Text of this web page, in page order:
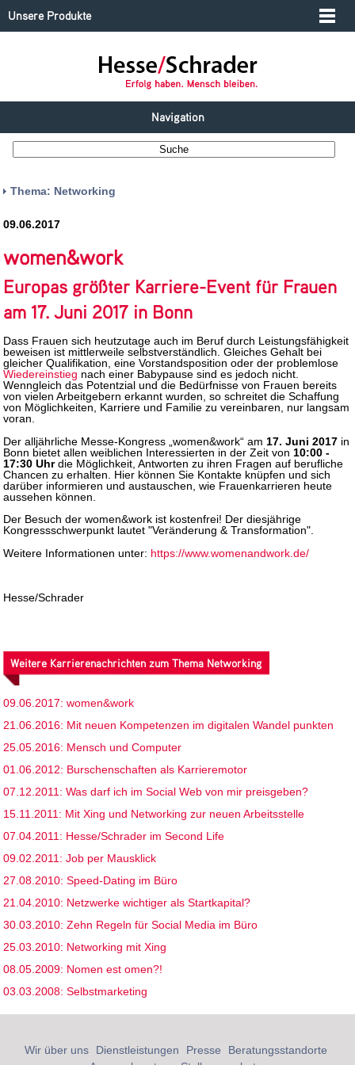
Unsere Produkte
Navigation
Thema: Networking
09.06.2017
women&work
Europas größter Karriere-Event für Frauen
am 17. Juni 2017 in Bonn
Dass Frauen sich heutzutage auch im Beruf durch Leistungsfähigkeit
beweisen ist mittlerweile selbstverständlich. Gleiches Gehalt bei
gleicher Qualifikation, eine Vorstandsposition oder der problemlose
Wiedereinstieg nach einer Babypause sind es jedoch nicht.
Wenngleich das Potentzial und die Bedürfnisse von Frauen bereits
von vielen Arbeitgebern erkannt wurden, so schreitet die Schaffung
von Möglichkeiten, Karriere und Familie zu vereinbaren, nur langsam
voran.
Der alljährliche Messe-Kongress „women&work“ am 17. Juni 2017 in
Bonn bietet allen weiblichen Interessierten in der Zeit von 10:00 -
17:30 Uhrdie Möglichkeit, Antworten zu ihren Fragen auf berufliche
Chancen zu erhalten. Hier können Sie Kontakte knüpfen und sich
darüber informieren und austauschen, wie Frauenkarrieren heute
aussehen können.
Der Besuch der women&work ist kostenfrei! Der diesjährige
Kongressschwerpunkt lautet "Veränderung & Transformation".
Weitere Informationen unter: https://www.womenandwork.de/
Hesse/Schrader
Weitere Karrierenachrichten zum Thema Networking
09.06.2017: women&work
21.06.2016: Mit neuen Kompetenzen im digitalen Wandel punkten
25.05.2016: Mensch und Computer
01.06.2012: Burschenschaften als Karrieremotor
07.12.2011: Was darf ich im Social Web von mir preisgeben?
15.11.2011: Mit Xing und Networking zur neuen Arbeitsstelle
07.04.2011: Hesse/Schrader im Second Life
09.02.2011: Job per Mausklick
27.08.2010: Speed-Dating im Büro
21.04.2010: Netzwerke wichtiger als Startkapital?
30.03.2010: Zehn Regeln für Social Media im Büro
25.03.2010: Networking mit Xing
08.05.2009: Nomen est omen?!
03.03.2008: Selbstmarketing
Wir über uns Dienstleistungen Presse
Beratungsstandorte